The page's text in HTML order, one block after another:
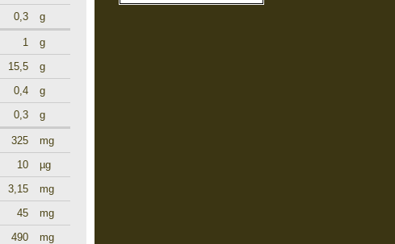
0,3 g
1
g
15,5
g
0,4
g
0,3 g
325
mg
10
µg
3,15
mg
45
mg
490
mg